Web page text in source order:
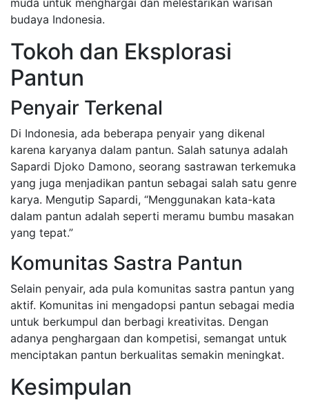
muda untuk menghargai dan melestarikan warisan
budaya Indonesia.
Tokoh dan Eksplorasi
Pantun
Penyair Terkenal
Di Indonesia, ada beberapa penyair yang dikenal
karena karyanya dalam pantun. Salah satunya adalah
Sapardi Djoko Damono, seorang sastrawan terkemuka
yang juga menjadikan pantun sebagai salah satu genre
karya. Mengutip Sapardi, “Menggunakan kata-kata
dalam pantun adalah seperti meramu bumbu masakan
yang tepat.”
Komunitas Sastra Pantun
Selain penyair, ada pula komunitas sastra pantun yang
aktif. Komunitas ini mengadopsi pantun sebagai media
untuk berkumpul dan berbagi kreativitas. Dengan
adanya penghargaan dan kompetisi, semangat untuk
menciptakan pantun berkualitas semakin meningkat.
Kesimpulan